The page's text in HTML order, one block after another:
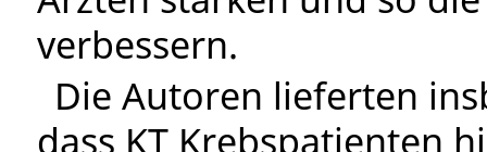
verbessern.
Die Autoren lieferten
dass KT Krebspatienten